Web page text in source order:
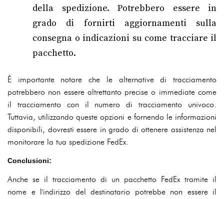
della spedizione. Potrebbero essere in
grado di fornirti aggiornamenti sulla
consegna o indicazioni su come tracciare il
pacchetto.
È importante notare che le alternative di tracciamento
potrebbero non essere altrettanto precise o immediate come
il tracciamento con il numero di tracciamento univoco.
Tuttavia, utilizzando queste opzioni e fornendo le informazioni
disponibili, dovresti essere in grado di ottenere assistenza nel
monitorare la tua spedizione FedEx.
Conclusioni:
Anche se il tracciamento di un pacchetto FedEx tramite il
nome e l'indirizzo del destinatario potrebbe non essere il